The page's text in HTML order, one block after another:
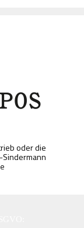
oder die
Sindermann